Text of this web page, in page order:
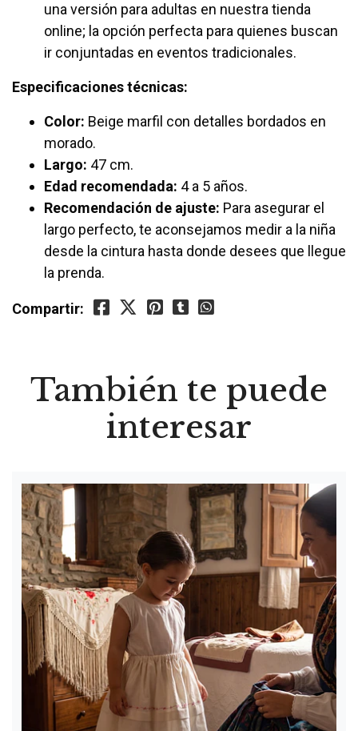
una versión para adultas en nuestra tienda
online; la opción perfecta para quienes buscan
ir conjuntadas en eventos tradicionales.
Especificaciones técnicas:
Color: Beige marfil con detalles bordados en
morado.
Largo: 47 cm.
Edad recomendada: 4 a 5 años.
Recomendación de ajuste: Para asegurar el
largo perfecto, te aconsejamos medir a la niña
desde la cintura hasta donde desees que llegue
la prenda.
Compartir:
También te puede
interesar